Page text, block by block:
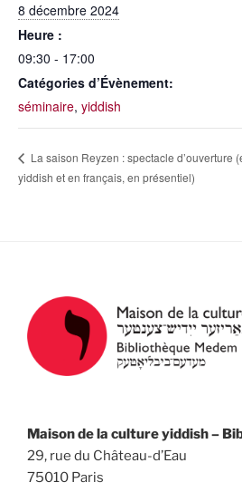
8 décembre 2024
Heure :
09:30 - 17:00
Catégories d’Évènement:
séminaire, yiddish
La saison Reyzen : spectacle d’ouverture
yiddish et en français, en présentiel)
Maison de la culture yiddish –
29, rue du Château-d’Eau
75010 Paris